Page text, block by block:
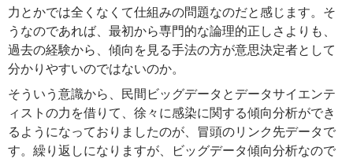
力とかでは全くなくて仕組みの問題なのだと感じます。そ
うなのであれば、最初から専門的な論理的正しさよりも、
過去の経験から、傾向を見る手法の方が意思決定者として
分かりやすいのではないのか。
そういう意識から、民間ビッグデータとデータサイエンテ
ィストの力を借りて、徐々に感染に関する傾向分析ができ
るようになっておりましたのが、冒頭のリンク先データで
す。繰り返しになりますが、ビッグデータ傾向分析なので